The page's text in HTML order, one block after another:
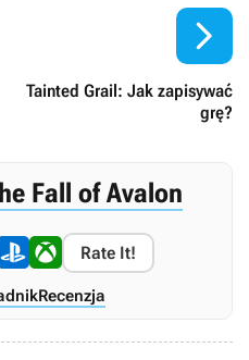
Tainted Grail: Jak zapisywać
grę?

Fall of Avalon
Rate It!
Recenzja